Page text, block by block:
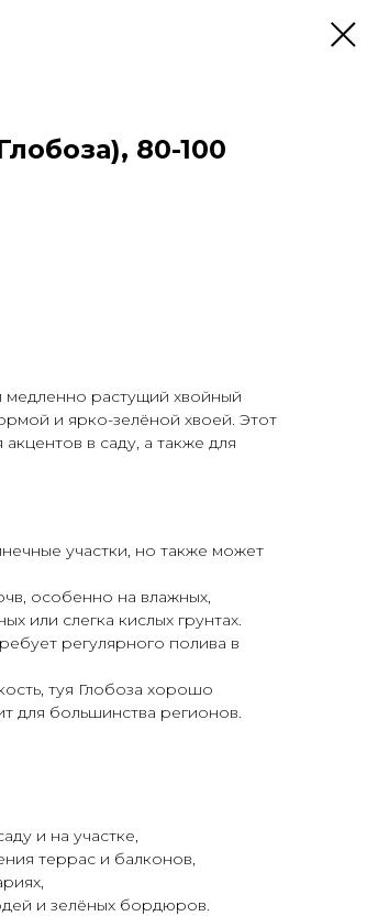
80-100
медленно растущий хвойный
и ярко-зелёной хвоей. Этот
в саду, а также для
участки, но также может
особенно на влажных,
или слегка кислых грунтах.
регулярного полива в
туя Глобоза хорошо
для большинства регионов.
и на участке,
террас и балконов,
и зелёных бордюров.